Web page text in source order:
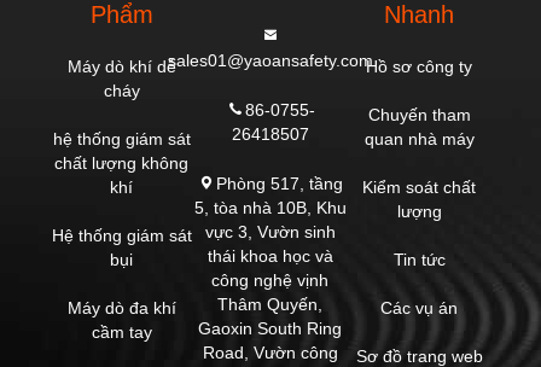
Phẩm
Máy dò khí dễ
cháy
hệ thống giám sát
chất lượng không
khí
Hệ thống giám sát
bụi
Máy dò đa khí
cầm tay
sales01@yaoansafety.com
86-0755-
26418507
Phòng 517, tầng
5, tòa nhà 10B, Khu
vực 3, Vườn sinh
thái khoa học và
công nghệ vịnh
Thâm Quyến,
Gaoxin South Ring
Road, Vườn công
Nhanh
Hồ sơ công ty
Chuyến tham
quan nhà máy
Kiểm soát chất
lượng
Tin tức
Các vụ án
Sơ đồ trang web